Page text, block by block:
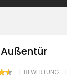
1 BEWERTUNG